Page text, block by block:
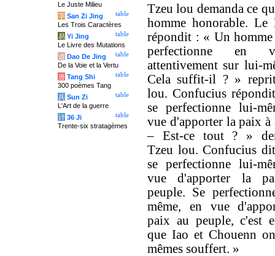
Tzeu lou demanda ce
homme honorable. Le
répondit : « Un
perfectionne en
attentivement sur lui-
Cela suffit-il ? »
lou. Confucius
se perfectionne lui-
vue d'apporter la paix à
– Est-ce tout ? »
Tzeu lou. Confucius
se perfectionne lui-
vue d'apporter la
peuple. Se
même, en vue
paix au peuple, c'est
que Iao et Chouenn
mêmes souffert. »
Le Juste Milieu
table
字 San Zi Jing
Les Trois Caractères
table
易 Yi Jing
Le Livre des Mutations
table
道 Dao De Jing
De la Voie et la Vertu
table
唐 Tang Shi
300 poèmes Tang
table
兵 Sun Zi
L'Art de la guerre
table
计 36 Ji
Trente-six stratagèmes